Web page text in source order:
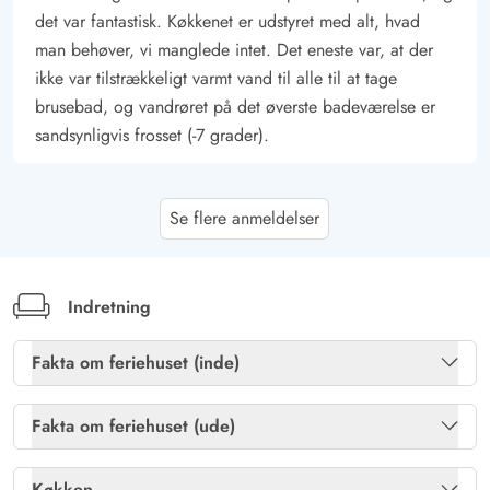
nærmeste indkøbsmulighed, så det er intet problem når den
søde tand melder sig eller madpakkerne skal smøres til en
spændende dag.
det var fantastisk. Køkkenet er udstyret med alt, hvad
man behøver, vi manglede intet. Det eneste var, at der
ikke var tilstrækkeligt varmt vand til alle til at tage
brusebad, og vandrøret på det øverste badeværelse er
sandsynligvis frosset (-7 grader).
Et smukt hus med stor have. En rigtig flot stor terrasse, to
vinterhaven.
Gast
Deutschland
5 ud af 5
5 out of 527/10/2025
Se flere anmeldelser
Indretning
Fakta om feriehuset (inde)
Bordtennis
Ja
Fakta om feriehuset (ude)
Gasgrill
Ja